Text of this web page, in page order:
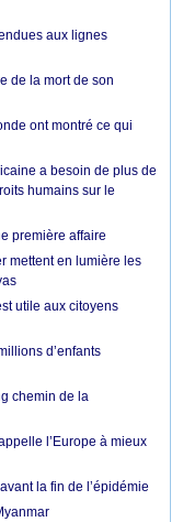
aux lignes
de la mort de son
ont montré ce qui
a besoin de plus de
humains sur le
première affaire
mettent en lumière les
utile aux citoyens
d’enfants
chemin de la
l’Europe à mieux
la fin de l’épidémie